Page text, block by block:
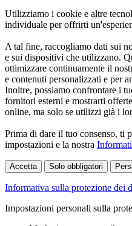
Utilizziamo i cookie e altre
individuale per offrirti
A tal fine, raccogliamo dati sui
e sui dispositivi che utilizzano.
ottimizzare continuamente il
e contenuti personalizzati e per
Inoltre, possiamo confrontare i
fornitori esterni e mostrarti
online, ma solo se utilizzi già i
Prima di dare il tuo consenso, ti
impostazioni e la nostra
Accetta Solo obbligatori
Informativa sulla protezione dei
Impostazioni personali sulla